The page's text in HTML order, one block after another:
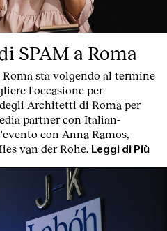
SPAM a Roma
Roma sta volgendo al termine
l'occasione per
Architetti di Roma per
partner con Italian-
con Anna Ramos,
van der Rohe.
Leggi di Più